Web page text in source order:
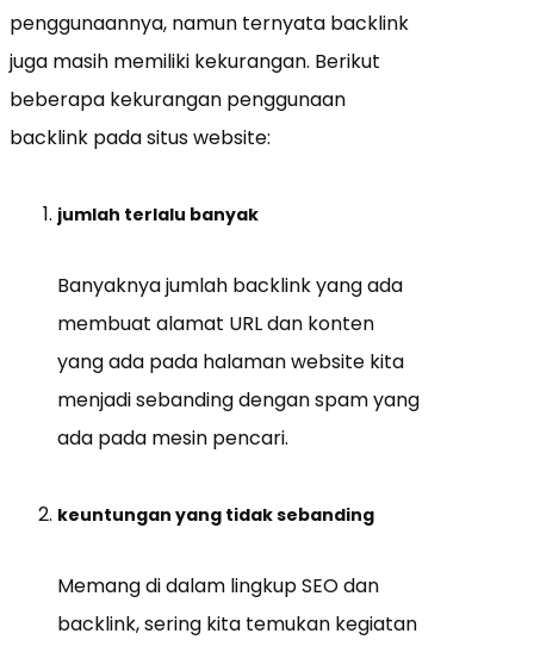
penggunaannya, namun ternyata backlink
juga masih memiliki kekurangan. Berikut
beberapa kekurangan penggunaan
backlink pada situs website:
jumlah terlalu banyak
Banyaknya jumlah backlink yang ada
membuat alamat URL dan konten
yang ada pada halaman website kita
menjadi sebanding dengan spam yang
ada pada mesin pencari.
keuntungan yang tidak sebanding
Memang di dalam lingkup SEO dan
backlink, sering kita temukan kegiatan